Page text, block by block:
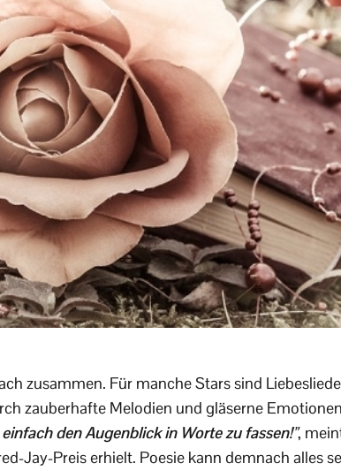
zusammen. Für manche Stars sind
zauberhafte Melodien und gläserne
den Augenblick in Worte zu fassen!”,
Jay-Preis erhielt. Poesie kann demnach alles